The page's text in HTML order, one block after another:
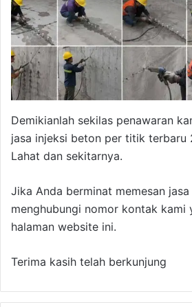
Demikianlah sekilas penawaran
jasa injeksi beton per titik terbaru
Lahat dan sekitarnya.
Jika Anda berminat memesan
menghubungi nomor kontak kami
halaman website ini.
Terima kasih telah berkunjung